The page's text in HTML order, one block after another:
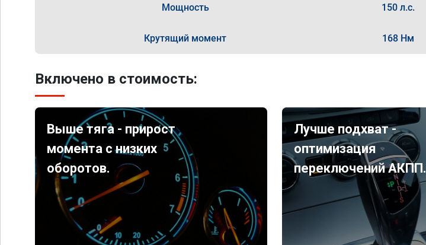
Мощность 150 л.с.
Крутящий момент 168 Нм
Включено в стоимость:
Выше тяга - прирост
момента с низких
оборотов.
Лучше подхват -
оптимизация
переключений АКПП.